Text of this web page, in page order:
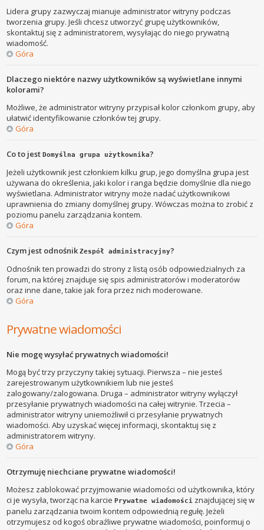
Lidera grupy zazwyczaj mianuje administrator witryny podczas
tworzenia grupy. Jeśli chcesz utworzyć grupę użytkowników,
skontaktuj się z administratorem, wysyłając do niego prywatną
wiadomość.
Góra
Dlaczego niektóre nazwy użytkowników są wyświetlane innymi
kolorami?
Możliwe, że administrator witryny przypisał kolor członkom grupy, aby
ułatwić identyfikowanie członków tej grupy.
Góra
Co to jestDomyślna grupa użytkownika?
Jeżeli użytkownik jest członkiem kilku grup, jego domyślna grupa jest
używana do określenia, jaki kolor i ranga będzie domyślnie dla niego
wyświetlana. Administrator witryny może nadać użytkownikowi
uprawnienia do zmiany domyślnej grupy. Wówczas można to zrobić z
poziomu panelu zarządzania kontem.
Góra
Czym jest odnośnikZespół administracyjny?
Odnośnik ten prowadzi do strony z listą osób odpowiedzialnych za
forum, na której znajduje się spis administratorów i moderatorów
oraz inne dane, takie jak fora przez nich moderowane.
Góra
Prywatne wiadomości
Nie mogę wysyłać prywatnych wiadomości!
Mogą być trzy przyczyny takiej sytuacji. Pierwsza – nie jesteś
zarejestrowanym użytkownikiem lub nie jesteś
zalogowany/zalogowana. Druga – administrator witryny wyłączył
przesyłanie prywatnych wiadomości na całej witrynie. Trzecia –
administrator witryny uniemożliwił ci przesyłanie prywatnych
wiadomości. Aby uzyskać więcej informacji, skontaktuj się z
administratorem witryny.
Góra
Otrzymuję niechciane prywatne wiadomości!
Możesz zablokować przyjmowanie wiadomości od użytkownika, który
ci je wysyła, tworząc na karciePrywatne wiadomości znajdującej się w
panelu zarządzania twoim kontem odpowiednią regułę. Jeżeli
otrzymujesz od kogoś obraźliwe prywatne wiadomości, poinformuj o